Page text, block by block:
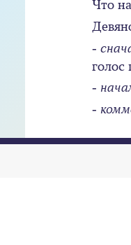
Что
-
голос
-
-